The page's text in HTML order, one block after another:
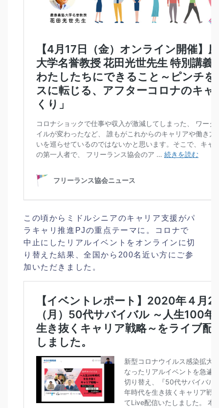
この頃からミドルシニアのキャリア支援がパ
ラキャリ推進PJの重点テーマに。コロナで
中止にしたリアルイベントをオンラインに切
り替えた結果、全国から200名近い方にご参
加いただきました。